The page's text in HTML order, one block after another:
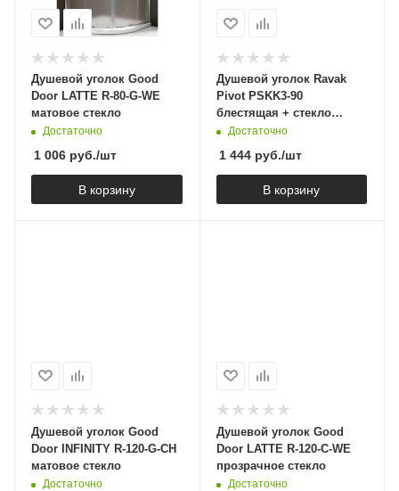
Душевой уголок Good
Door LATTE R-80-G-WE
матовое стекло
Достаточно
1 006 руб./шт
В корзину
Душевой уголок Ravak
Pivot PSKK3-90
блестящая + стекло
транспарент 37677C00Z1
Достаточно
1 444руб./шт
В корзину
Душевой уголок Good
Door INFINITY R-120-G-CH
матовое стекло
Достаточно
Душевой уголок Good
Door LATTE R-120-C-WE
прозрачное стекло
Достаточно